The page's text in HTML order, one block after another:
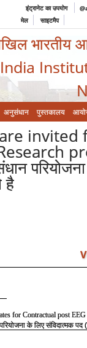
इंट्रानेट का उपयोग
मेल
साइटमैप
भारतीय
अनुसंधान पुस्तकालय
are
है
for Contractual post
के लिए संविदात्मक पद